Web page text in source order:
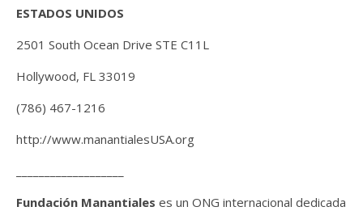
ESTADOS UNIDOS
2501 South Ocean Drive STE C11L
Hollywood, FL 33019
(786) 467-1216
http://www.manantialesUSA.org
Fundación Manantiales es un ONG internacional dedicada